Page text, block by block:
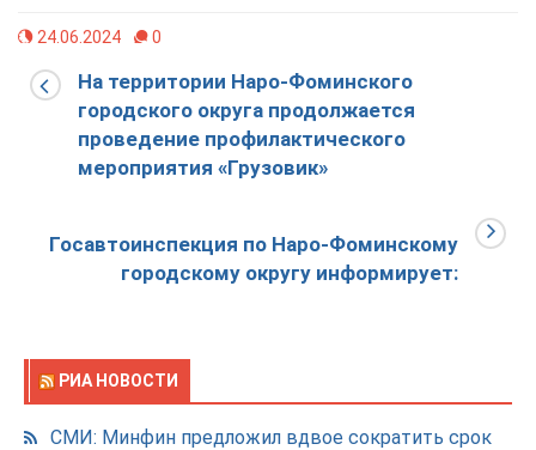
24.06.2024 0
На территории Наро-Фоминского
городского округа продолжается
проведение профилактического
мероприятия «Грузовик»
Госавтоинспекция по Наро-Фоминскому
городскому округу информирует:
РИА НОВОСТИ
СМИ: Минфин предложил вдвое сократить срок